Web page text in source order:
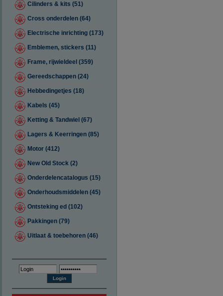
Cilinders & kits (51)
Cross onderdelen (64)
Electrische inrichting (173)
Emblemen, stickers (11)
Frame, rijwieldeel (359)
Gereedschappen (24)
Hebbedingetjes (18)
Kabels (45)
Ketting & Tandwiel (67)
Lagers & Keerringen (85)
Motor (412)
New Old Stock (2)
Onderdelencatalogus (15)
Onderhoudsmiddelen (45)
Ontsteking ed (102)
Pakkingen (79)
Uitlaat & toebehoren (46)